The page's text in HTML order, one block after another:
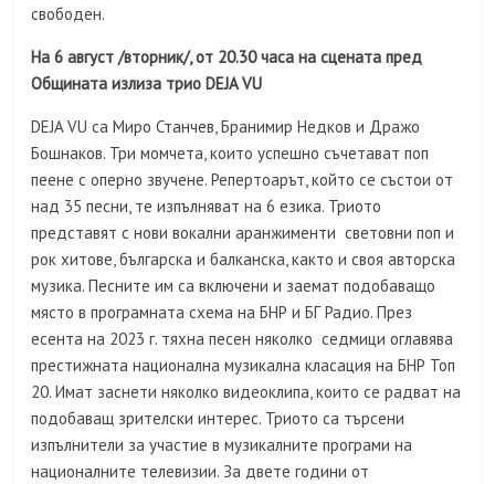
свободен.
На 6 август /вторник/, от 20.30 часа на сцената пред
Общината излиза трио DEJA VU
DEJA VU са Миро Станчев, Бранимир Недков и Дражо
Бошнаков. Три момчета, които успешно съчетават поп
пеене с оперно звучене. Репертоарът, който се състои от
над 35 песни, те изпълняват на 6 езика. Триото
представят с нови вокални аранжименти световни поп и
рок хитове, българска и балканска, както и своя авторска
музика. Песните им са включени и заемат подобаващо
място в програмната схема на БНР и БГ Радио. През
есента на 2023 г. тяхна песен няколко седмици оглавява
престижната национална музикална класация на БНР Топ
20. Имат заснети няколко видеоклипа, които се радват на
подобаващ зрителски интерес. Триото са търсени
изпълнители за участие в музикалните програми на
националните телевизии. За двете години от